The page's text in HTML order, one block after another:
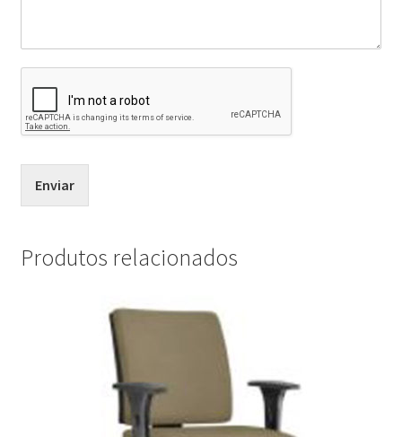
Enviar
Produtos relacionados